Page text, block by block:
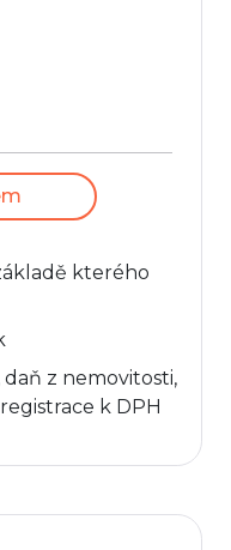
kterého
z nemovitosti,
k DPH